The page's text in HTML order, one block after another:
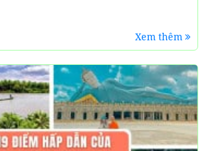
Xem thêm